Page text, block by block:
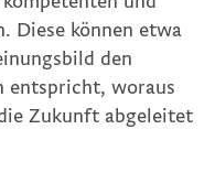
Diese können etwa
den
entspricht, woraus
Zukunft abgeleitet